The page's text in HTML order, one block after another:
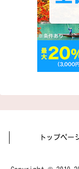
トップペー